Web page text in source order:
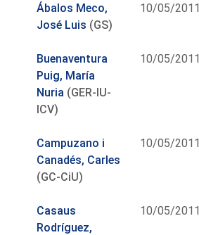
Ábalos Meco,
José Luis (GS)
10/05/2011
Buenaventura
Puig, María
Nuria (GER-IU-
ICV)
10/05/2011
Campuzano i
Canadés, Carles
(GC-CiU)
10/05/2011
Casaus
Rodríguez,
10/05/2011